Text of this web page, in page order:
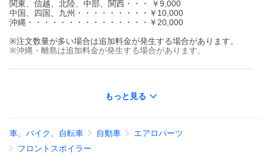
関東、信越、北陸、中部、関西・・・ ￥9,000
中国、四国、九州・・・・・・・・・￥10,000
沖縄・・・・・・・・・・・・・・・￥20,000
※注文数量が多い場合は追加料金が発生する場合があります。
※沖縄・離島は追加料金が発生する場合があります。
70系ヴォクシー…ZRR70/75 後期 ※ZS/Zグレード
■材質 FRP/黒ゲルコート
※ツートン塗り分け
もっと見る
車、バイク、自転車 自動車
エアロパーツ
フロントスポイラー